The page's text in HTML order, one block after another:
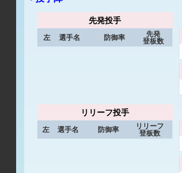
先発投手
左 選手名 防御率
先発
登板数
リリーフ投手
左 選手名 防御率
リリーフ
登板数